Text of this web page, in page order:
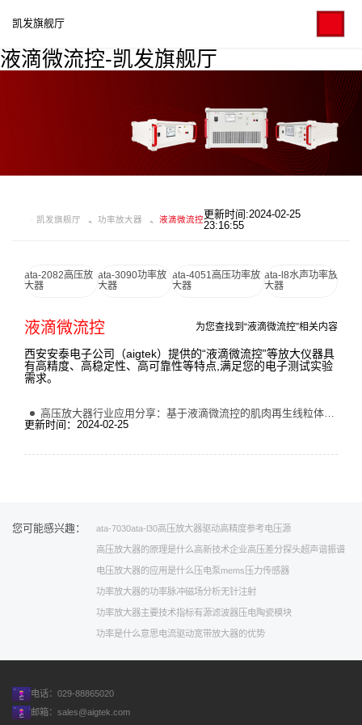
液滴微流控-凯发旗舰厅
凯发旗舰厅
凯发旗舰厅 功率放大器 液滴微流控更新时间:2024-02-25
23:16:55
ata-2082高压放
大器
ata-3090功率放
大器
ata-4051高压功率放
大器
ata-l8水声功率放
大器
液滴微流控 为您查找到“液滴微流控”相关内容
西安安泰电子公司（aigtek）提供的“液滴微流控”等放大仪器具
有高精度、高稳定性、高可靠性等特点,满足您的电子测试实验
需求。
高压放大器行业应用分享：基于液滴微流控的肌肉再生线粒体转移新技术
更新时间：2024-02-25
您可能感兴趣： ata-7030ata-l30高压放大器驱动高精度参考电压源
高压放大器的原理是什么高新技术企业高压差分探头超声谐振谱
电压放大器的应用是什么 压电泵mems压力传感器
功率放大器的功率脉冲磁场分析无针注射
功率放大器主要技术指标有源滤波器 压电陶瓷模块
功率是什么意思电流驱动宽带放大器的优势
电话：029-88865020
邮箱： sales@aigtek.com